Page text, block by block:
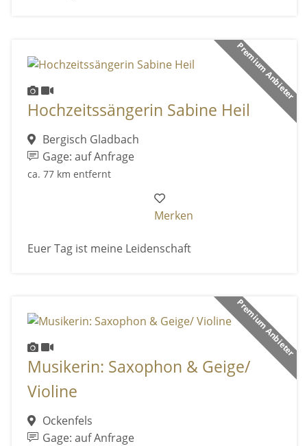
Premium Anbieter
Hochzeitssängerin Sabine Heil
Bergisch Gladbach
Gage: auf Anfrage
ca. 77 km entfernt
Merken
Euer Tag ist meine Leidenschaft
Premium Anbieter
Musikerin: Saxophon & Geige/
Violine
Ockenfels
Gage: auf Anfrage